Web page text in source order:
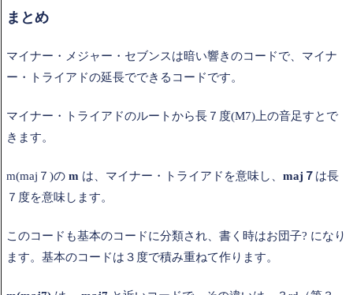
まとめ
マイナー・メジャー・セブンスは暗い響きのコードで、マイナ
ー・トライアドの延長でできるコードです。
マイナー・トライアドのルートから長７度(M7)上の音足すとで
きます。
m(maj７)の m は、マイナー・トライアドを意味し、 maj７ は長
７度を意味します。
このコードも基本のコードに分類され、書く時はお団子? になり
ます。基本のコードは３度で積み重ねて作ります。